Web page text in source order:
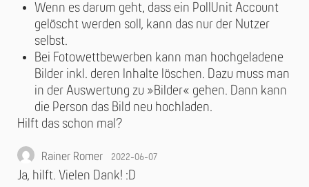
Wenn es darum geht, dass ein PollUnit Account
gelöscht werden soll, kann das nur der Nutzer
selbst.
Bei Fotowettbewerben kann man hochgeladene
Bilder inkl. deren Inhalte löschen. Dazu muss man
in der Auswertung zu »Bilder« gehen. Dann kann
die Person das Bild neu hochladen.
Hilft das schon mal?
Rainer Romer 2022-06-07
Ja, hilft. Vielen Dank! :D